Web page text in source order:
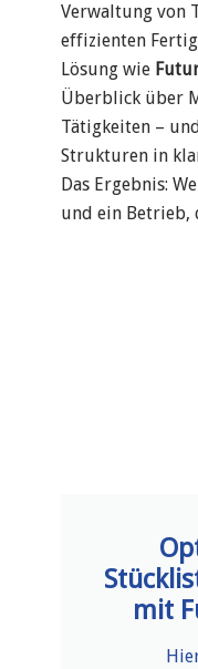
Verwaltung von
effizienten
Lösung wie
Überblick über
Tätigkeiten –
Strukturen in
Das Ergebnis:
und ein Betrieb,
mit